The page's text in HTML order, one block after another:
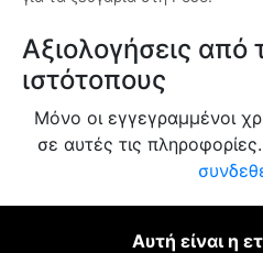
Αξιολογήσεις
ιστότοπους
Μόνο οι εγγεγραμμένοι
σε αυτές τις πληροφορίες.
Αυτή είναι η